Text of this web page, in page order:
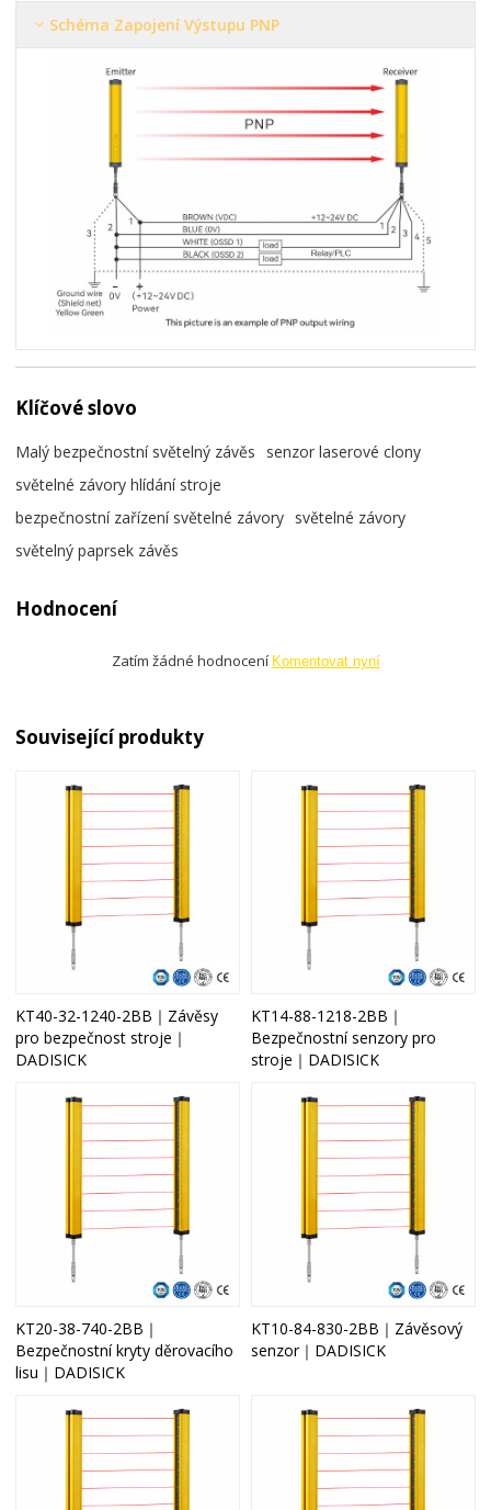
Schéma Zapojení Výstupu PNP
Klíčové slovo
Malý bezpečnostní světelný závěs
senzor laserové clony
světelné závory hlídání stroje
bezpečnostní zařízení světelné závory světelné závory
světelný paprsek závěs
Hodnocení
Zatím žádné hodnocení Komentovat nyní
Související produkty
KT40-32-1240-2BB｜Závěsy
pro bezpečnost stroje｜
DADISICK
KT14-88-1218-2BB｜
Bezpečnostní senzory pro
stroje｜DADISICK
KT20-38-740-2BB｜
Bezpečnostní kryty děrovacího
lisu｜DADISICK
KT10-84-830-2BB｜Závěsový
senzor｜DADISICK